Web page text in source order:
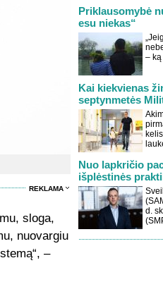
REKLAMA
sloga,
nuovargiu
–
Priklausomybė
esu niekas“
–
Kai kiekvienas
septynmetės
Nuo lapkričio
išplėstinės
d.